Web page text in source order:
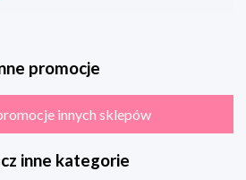
promocje
innych sklepów
inne kategorie